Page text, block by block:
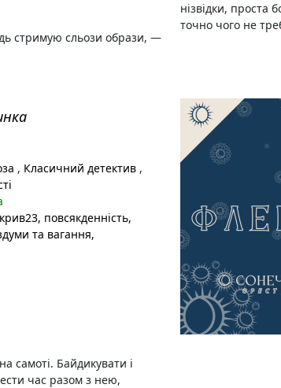
стримую сльози образи, —
нізвідки, проста
точно чого не
, Класичний детектив ,
, повсякденнiсть,
та вагання,
самоті. Байдикувати і
час разом з нею,